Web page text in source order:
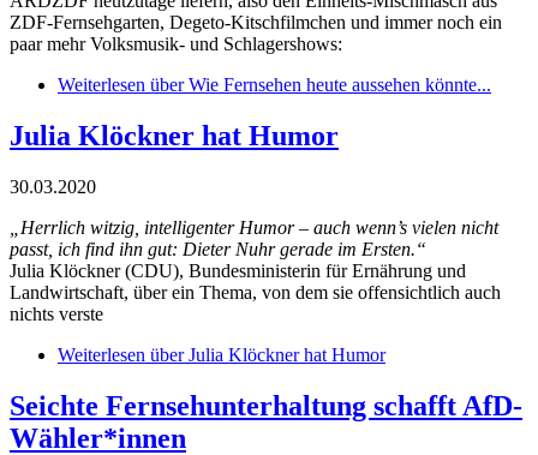
ZDF-Fernsehgarten, Degeto-Kitschfilmchen und immer noch ein
paar mehr Volksmusik- und Schlagershows:
Weiterlesen über Wie Fernsehen heute aussehen könnte...
Julia Klöckner hat Humor
30.03.2020
„Herrlich witzig, intelligenter Humor – auch wenn’s vielen nicht
passt, ich find ihn gut: Dieter Nuhr gerade im Ersten.“
Julia Klöckner (CDU), Bundesministerin für Ernährung und
Landwirtschaft, über ein Thema, von dem sie offensichtlich auch
nichts verste
Weiterlesen über Julia Klöckner hat Humor
Seichte Fernsehunterhaltung schafft AfD-
Wähler*innen